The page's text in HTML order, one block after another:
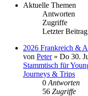
Aktuelle Themen
Antworten
Zugriffe
Letzter Beitrag
2026 Frankreich &
von Peter» Do 30.
Stammtisch für
Journeys & Trips
0 Antworten
56 Zugriffe